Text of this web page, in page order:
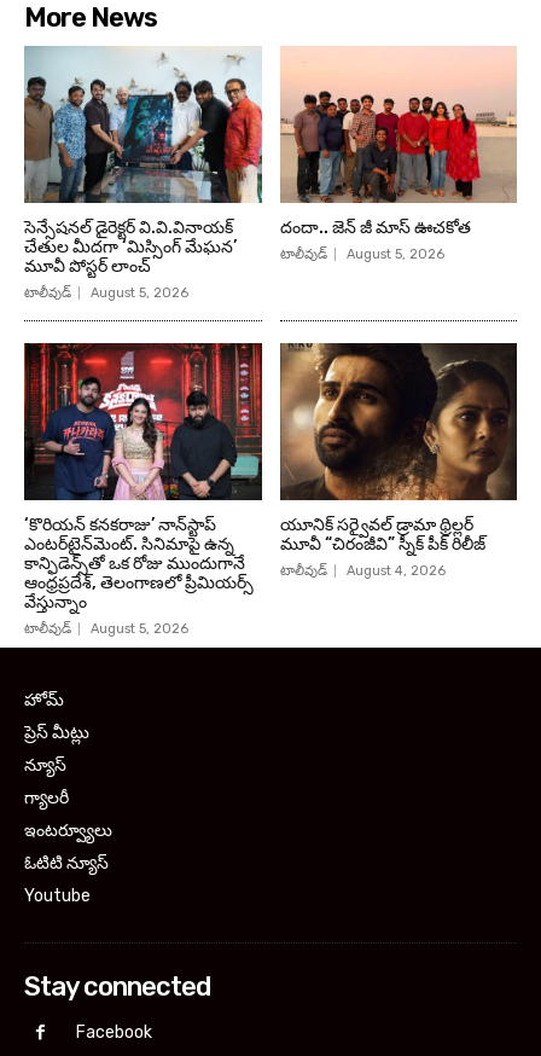
More News
సెన్సేషనల్ డైరెక్టర్ వి.వి.వినాయక్
చేతుల మీదగా ‘మిస్సింగ్ మేఘన’
మూవీ పోస్టర్ లాంచ్
టాలీవుడ్ August 5, 2026
దందా.. జెన్ జీ మాస్ ఊచకోత
టాలీవుడ్ August 5, 2026
‘కొరియన్ కనకరాజు’ నాన్‌స్టాప్
ఎంటర్‌టైన్‌మెంట్. సినిమాపై ఉన్న
కాన్ఫిడెన్స్‌తో ఒక రోజు ముందుగానే
ఆంధ్రప్రదేశ్, తెలంగాణలో ప్రీమియర్స్
వేస్తున్నాం
టాలీవుడ్ August 5, 2026
యూనిక్ సర్వైవల్ డ్రామా థ్రిల్లర్
మూవీ “చిరంజీవి” స్నీక్ పీక్ రిలీజ్
టాలీవుడ్ August 4, 2026
హోమ్
ప్రెస్ మీట్లు
న్యూస్
గ్యాలరీ
ఇంటర్వ్యూలు
ఓటిటి న్యూస్
Youtube
Stay connected
Facebook